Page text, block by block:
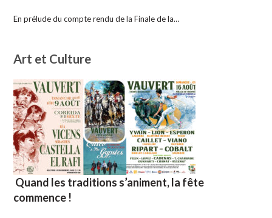
En prélude du compte rendu de la Finale de la…
Art et Culture
Quand les traditions s’animent, la fête
commence !